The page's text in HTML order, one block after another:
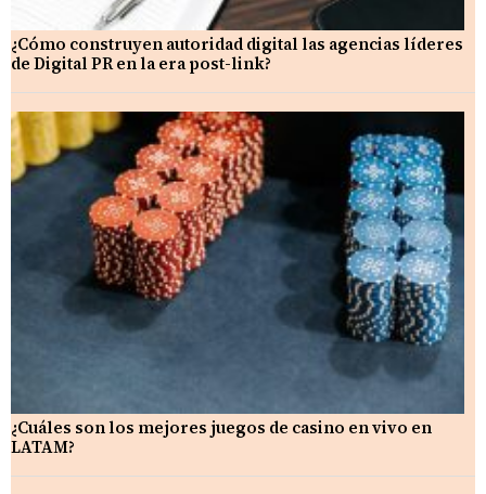
¿Cómo construyen autoridad digital las agencias líderes
de Digital PR en la era post-link?
¿Cuáles son los mejores juegos de casino en vivo en
LATAM?